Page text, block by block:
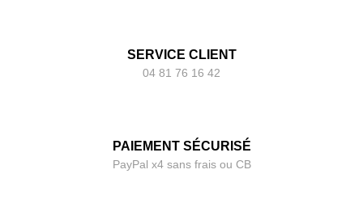
SERVICE CLIENT
04 81 76 16 42
PAIEMENT SÉCURISÉ
PayPal x4 sans frais ou CB